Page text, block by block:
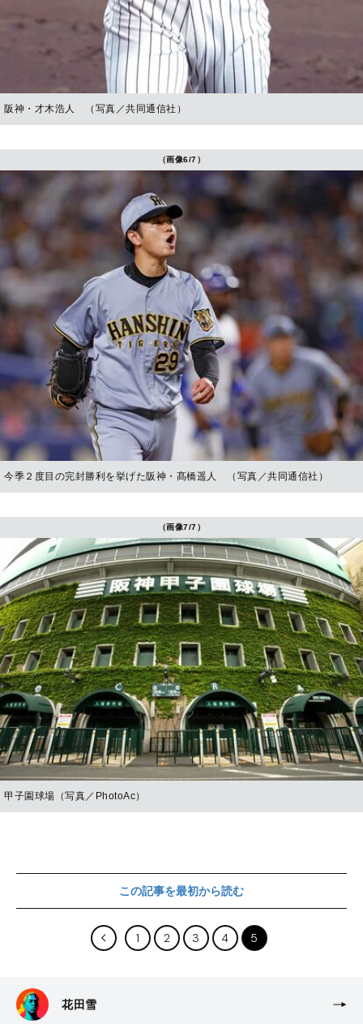
阪神・才木浩人 （写真／共同通信社）
（画像6/7）
今季２度目の完封勝利を挙げた阪神・髙橋遥人 （写真／共同通信社）
（画像7/7）
甲子園球場（写真／PhotoAc）
この記事を最初から読む
1 2 3 4 5
花田雪